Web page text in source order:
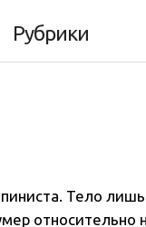
Рубрики
Тело
относительно